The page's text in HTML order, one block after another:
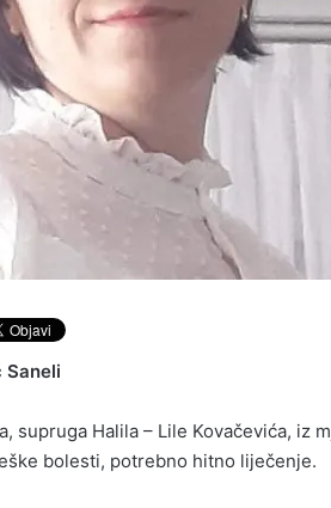
Saneli
supruga Halila – Lile Kovačevića, iz
bolesti, potrebno hitno liječenje.